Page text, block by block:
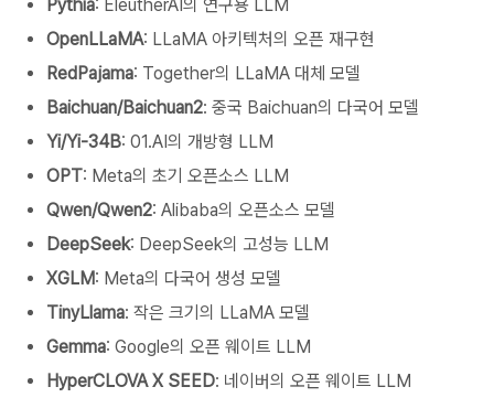
Pythia: EleutherAI의 연구용 LLM
OpenLLaMA: LLaMA 아키텍처의 오픈 재구현
RedPajama: Together의 LLaMA 대체 모델
Baichuan/Baichuan2: 중국 Baichuan의 다국어 모델
Yi/Yi-34B: 01.AI의 개방형 LLM
OPT: Meta의 초기 오픈소스 LLM
Qwen/Qwen2: Alibaba의 오픈소스 모델
DeepSeek: DeepSeek의 고성능 LLM
XGLM: Meta의 다국어 생성 모델
TinyLlama: 작은 크기의 LLaMA 모델
Gemma: Google의 오픈 웨이트 LLM
HyperCLOVA X SEED: 네이버의 오픈 웨이트 LLM